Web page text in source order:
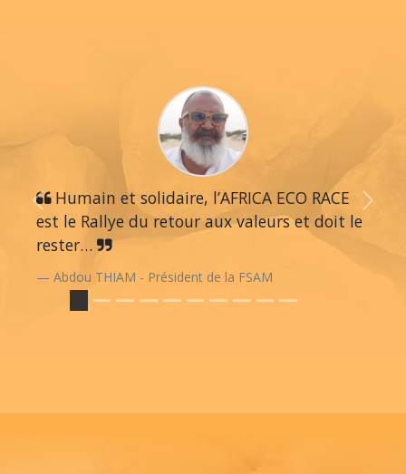
Humain et solidaire, l’AFRICA ECO RACE
est le Rallye du retour aux valeurs et doit le
rester…
Abdou THIAM - Président de la FSAM
Previous Next